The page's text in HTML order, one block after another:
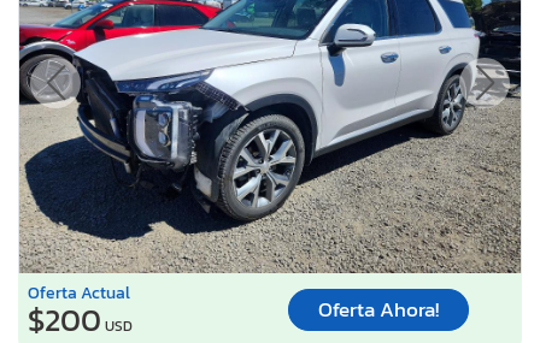
Oferta Actual
$200 USD
Oferta Ahora!